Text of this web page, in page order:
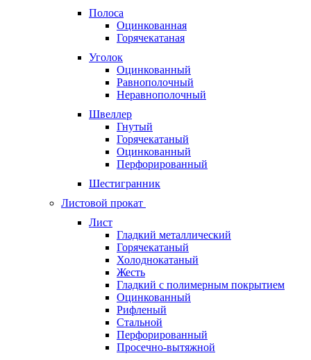
Полоса
Оцинкованная
Горячекатаная
Уголок
Оцинкованный
Равнополочный
Неравнополочный
Швеллер
Гнутый
Горячекатаный
Оцинкованный
Перфорированный
Шестигранник
Листовой прокат
Лист
Гладкий металлический
Горячекатаный
Холоднокатаный
Жесть
Гладкий с полимерным покрытием
Оцинкованный
Рифленый
Стальной
Перфорированный
Просечно-вытяжной